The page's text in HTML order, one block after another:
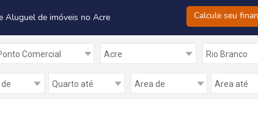
Aluguel de imóveis no Acre Calcule seu